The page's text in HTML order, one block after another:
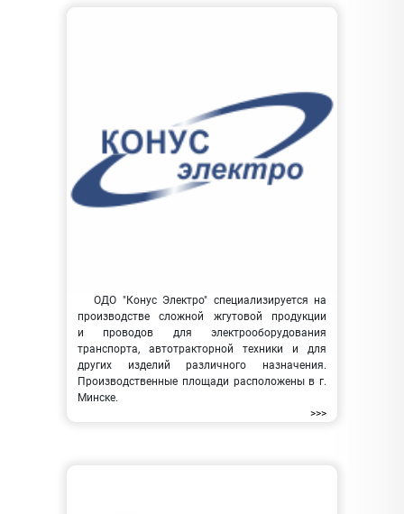
ОДО "Конус Электро" специализируется на
производстве сложной жгутовой продукции
и проводов для электрооборудования
транспорта, автотракторной техники и для
других изделий различного назначения.
Производственные площади расположены в г.
Минске.
>>>